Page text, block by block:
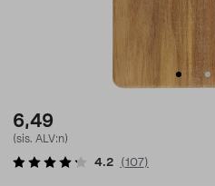
6,49
(sis. ALV:n)
4.2 (107)